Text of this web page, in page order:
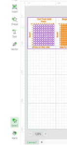
imprimante 3D.
lesquels vous
La puissance
La vitesse
En fonction de
sera possible
Pour illustrer tout
Si lelaser
puissance à 100